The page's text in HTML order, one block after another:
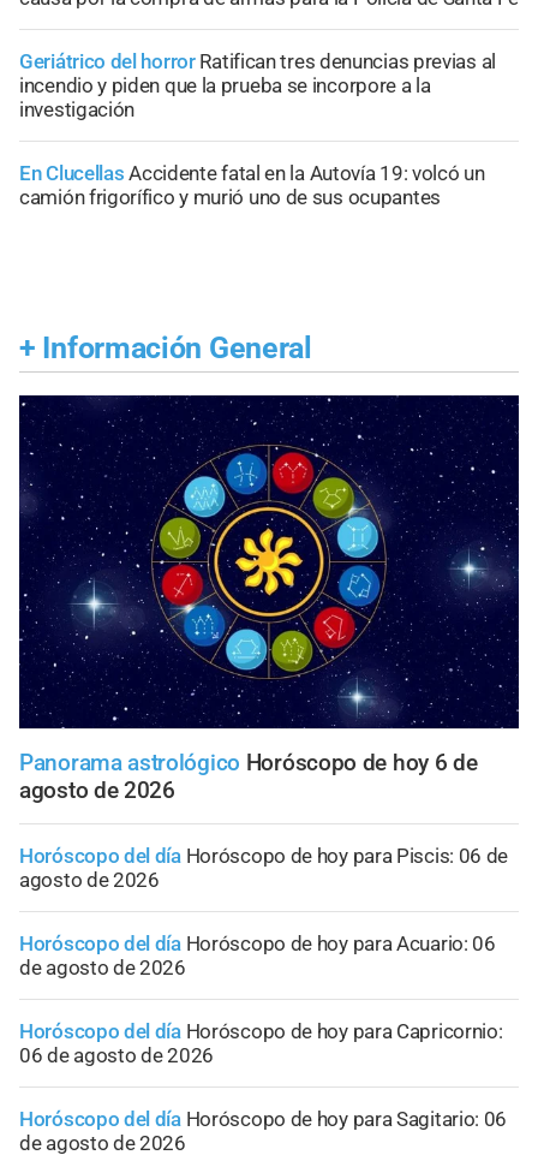
Geriátrico del horror Ratifican tres denuncias previas al
incendio y piden que la prueba se incorpore a la
investigación
En Clucellas Accidente fatal en la Autovía 19: volcó un
camión frigorífico y murió uno de sus ocupantes
+ Información General
Panorama astrológico Horóscopo de hoy 6 de
agosto de 2026
Horóscopo del día Horóscopo de hoy para Piscis: 06 de
agosto de 2026
Horóscopo del día Horóscopo de hoy para Acuario: 06
de agosto de 2026
Horóscopo del día Horóscopo de hoy para Capricornio:
06 de agosto de 2026
Horóscopo del día Horóscopo de hoy para Sagitario: 06
de agosto de 2026